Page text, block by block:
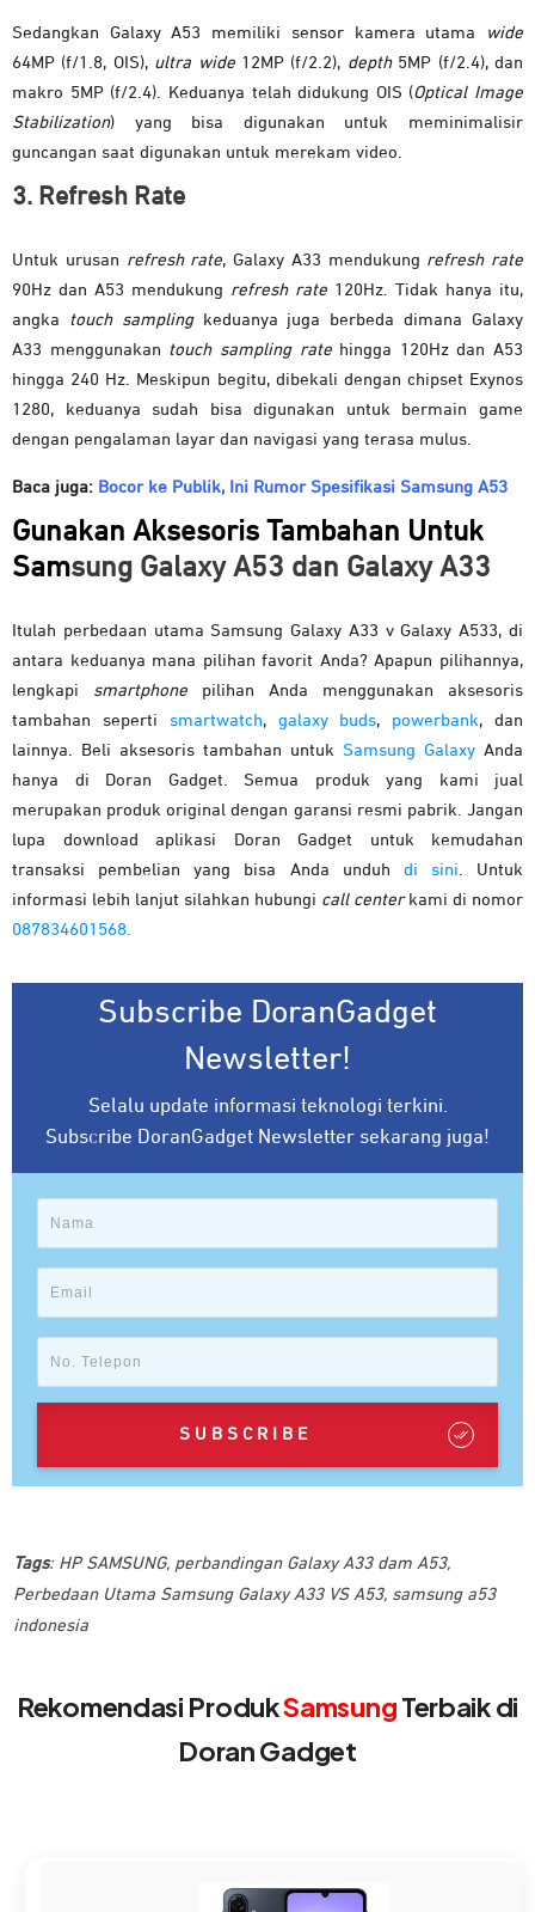
Sedangkan Galaxy A53 memiliki sensor kamera utama
wide
64MP (f/1.8, OIS), ultra wide12MP (f/2.2), depth5MP (f/2.4), dan
makro 5MP (f/2.4). Keduanya telah didukung OIS (Optical Image
Stabilization) yang bisa digunakan untuk meminimalisir
guncangan saat digunakan untuk merekam video.
3. Refresh Rate
Untuk urusan refresh rate, Galaxy A33 mendukung refresh rate
90Hz dan A53 mendukung refresh rate 120Hz. Tidak hanya itu,
angka touch samplingkeduanya juga berbeda dimana Galaxy
A33 menggunakan touch sampling ratehingga 120Hz dan A53
hingga 240 Hz. Meskipun begitu, dibekali dengan chipset Exynos
1280, keduanya sudah bisa digunakan untuk bermain game
dengan pengalaman layar dan navigasi yang terasa mulus.
Baca juga: Bocor ke Publik, Ini Rumor Spesifikasi Samsung A53
Gunakan Aksesoris Tambahan Untuk
Samsung Galaxy A53 dan Galaxy A33
Itulah perbedaan utama Samsung Galaxy A33 v Galaxy A533, di
antara keduanya mana pilihan favorit Anda? Apapun pilihannya,
lengkapi smartphone pilihan Anda menggunakan aksesoris
tambahan seperti smartwatch, galaxy buds, powerbank, dan
lainnya. Beli aksesoris tambahan untuk Samsung Galaxy Anda
hanya di Doran Gadget. Semua produk yang kami jual
merupakan produk original dengan garansi resmi pabrik. Jangan
lupa download aplikasi Doran Gadget untuk kemudahan
transaksi pembelian yang bisa Anda unduh di sini. Untuk
informasi lebih lanjut silahkan hubungi call centerkami di nomor
087834601568.
Subscribe DoranGadget
Newsletter!
Selalu update informasi teknologi terkini.
Subscribe DoranGadget Newsletter sekarang juga!
SUBSCRIBE
Tags: HP SAMSUNG, perbandingan Galaxy A33 dam A53,
Perbedaan Utama Samsung Galaxy A33 VS A53, samsung a53
indonesia
Rekomendasi ProdukSamsungTerbaik di
Doran Gadget